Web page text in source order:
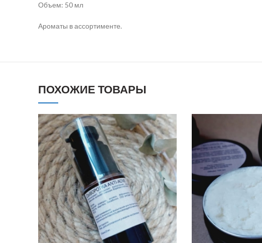
Объем: 50 мл
Ароматы в ассортименте.
ПОХОЖИЕ ТОВАРЫ